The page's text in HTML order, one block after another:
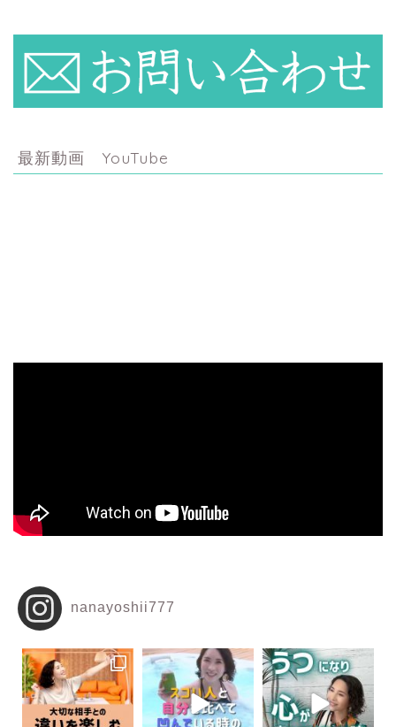
最新動画 YouTube
nanayoshii777